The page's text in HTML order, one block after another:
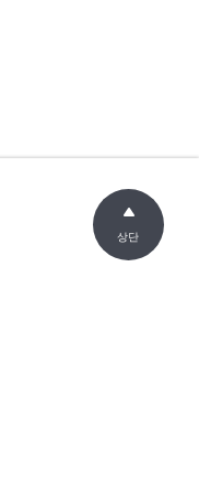
상단